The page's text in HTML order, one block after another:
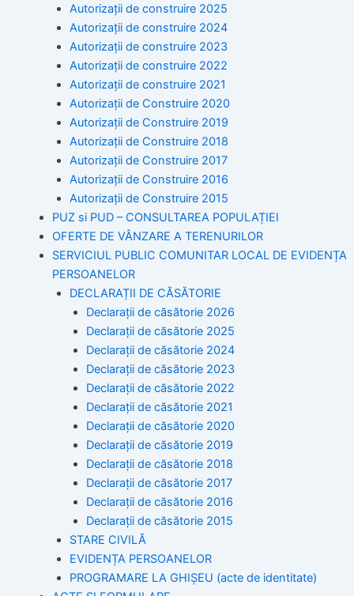
Autorizații de construire 2025
Autorizații de construire 2024
Autorizații de construire 2023
Autorizații de construire 2022
Autorizații de construire 2021
Autorizații de Construire 2020
Autorizații de Construire 2019
Autorizaţii de Construire 2018
Autorizaţii de Construire 2017
Autorizaţii de Construire 2016
Autorizaţii de Construire 2015
PUZ si PUD – CONSULTAREA POPULAȚIEI
OFERTE DE VÂNZARE A TERENURILOR
SERVICIUL PUBLIC COMUNITAR LOCAL DE EVIDENȚA
PERSOANELOR
DECLARAȚII DE CĂSĂTORIE
Declarații de căsătorie 2026
Declarații de căsătorie 2025
Declarații de căsătorie 2024
Declarații de căsătorie 2023
Declarații de căsătorie 2022
Declarații de căsătorie 2021
Declarații de căsătorie 2020
Declarații de căsătorie 2019
Declarații de căsătorie 2018
Declarații de căsătorie 2017
Declarații de căsătorie 2016
Declarații de căsătorie 2015
STARE CIVILĂ
EVIDENȚA PERSOANELOR
PROGRAMARE LA GHIȘEU (acte de identitate)